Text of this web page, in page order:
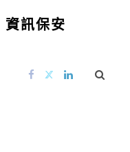
資訊保安